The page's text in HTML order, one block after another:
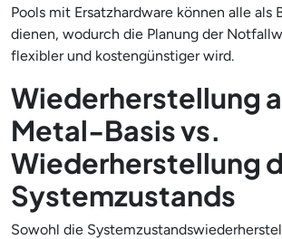
Pools mit Ersatzhardware können alle als
dienen, wodurch die Planung der
flexibler und kostengünstiger wird.
Wiederherstellung
Metal-Basis vs.
Wiederherstellung
Systemzustands
Sowohl die